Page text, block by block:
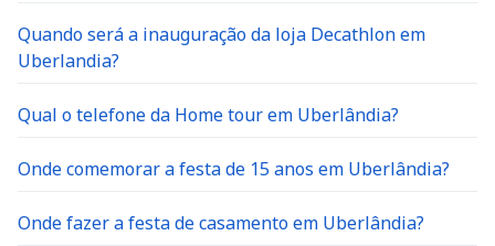
Quando será a inauguração da loja Decathlon em
Uberlandia?
Qual o telefone da Home tour em Uberlândia?
Onde comemorar a festa de 15 anos em Uberlândia?
Onde fazer a festa de casamento em Uberlândia?